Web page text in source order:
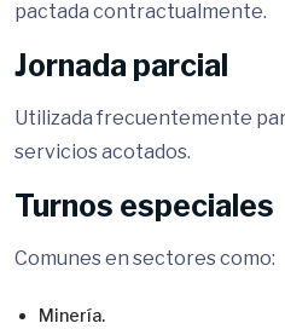
pactada contractualmente.
Jornada parcial
Utilizada frecuentemente
servicios acotados.
Turnos especiales
Comunes en sectores como:
Minería.